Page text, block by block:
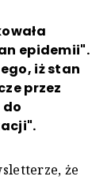
epidemii".
iż stan
przez
że